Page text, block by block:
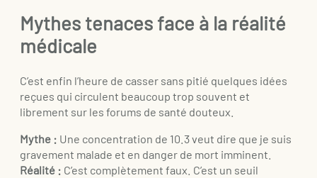
Mythes tenaces face à la réalité
médicale
C’est enfin l’heure de casser sans pitié quelques idées
reçues qui circulent beaucoup trop souvent et
librement sur les forums de santé douteux.
Mythe : Une concentration de 10.3 veut dire que je suis
gravement malade et en danger de mort imminent.
Réalité : C’est complètement faux. C’est un seuil